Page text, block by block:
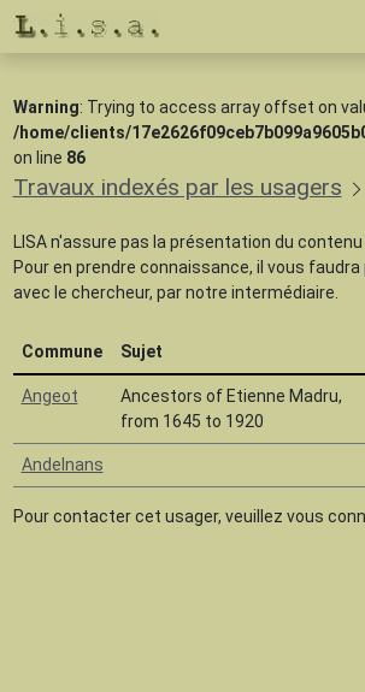
Warning: Trying to access array offset on
/home/clients/
on line 86
Travaux indexés par les usagers
LISA n'assure pas la présentation du
Pour en prendre connaissance, il vous
avec le chercheur, par notre intermédiaire.
Commune Sujet
Angeot
Ancestors of Etienne Madru,
from 1645 to 1920
Andelnans
Pour contacter cet usager, veuillez vous